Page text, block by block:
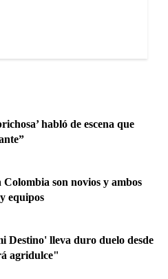
habló de escena que
Colombia son novios y ambos
equipos
Destino' lleva duro duelo desde
agridulce"